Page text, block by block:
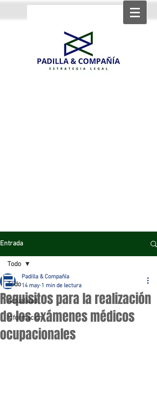
Entrada
Todo
Actualidad
Información
Todo
Requisitos para la realización
de los exámenes médicos
ocupacionales
Padilla & Compañía
14 may 1 min de lectura